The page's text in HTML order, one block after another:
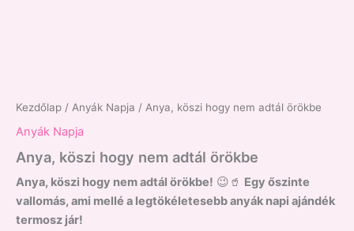
Kezdőlap / Anyák Napja / Anya, köszi hogy nem adtál örökbe
Anyák Napja
Anya, köszi hogy nem adtál örökbe
Anya, köszi hogy nem adtál örökbe! 😉🥤 Egy őszinte
vallomás, ami mellé a legtökéletesebb anyák napi ajándék
termosz jár!